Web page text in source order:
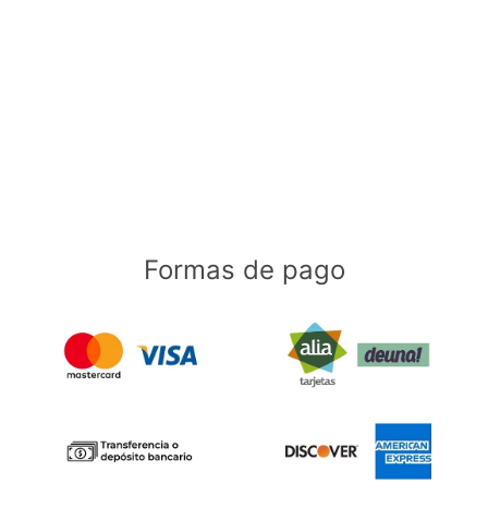
Formas de pago